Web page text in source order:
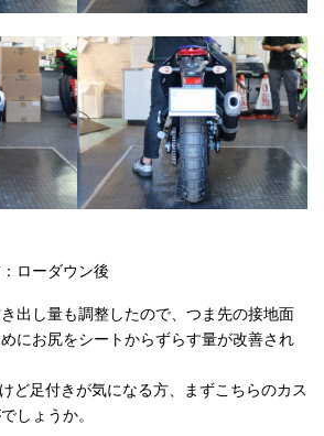
ローダウン後
出し量も調整したので、つま先の接地面
にお尻をシートからずらす量が改善され
ど足付きが気になる方、まずこちらのカス
しょうか。